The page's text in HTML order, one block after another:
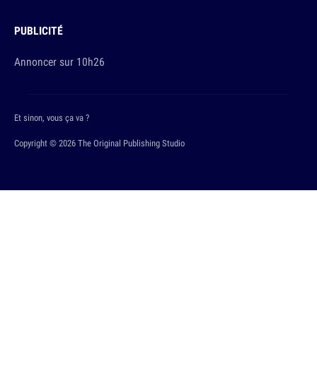
PUBLICITÉ
Annoncer sur 10h26
Copyright © 2026 The Original Publishing Studio
Et sinon, vous ça va ?